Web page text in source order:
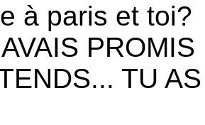
à paris et toi?
TU